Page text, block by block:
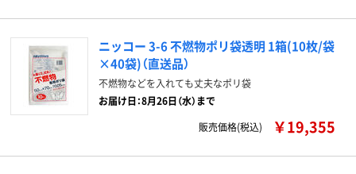
ニッコー 3-6 不燃物ポリ袋透明 1箱(10枚/袋
×40袋)（直送品）
不燃物などを入れても丈夫なポリ袋
お届け日：8月26日（水）まで
販売価格(税込)
￥19,355